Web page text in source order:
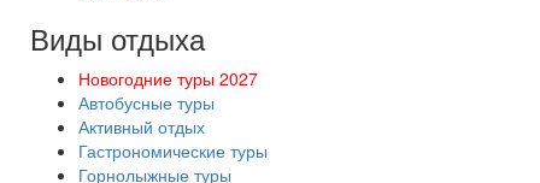
Виды отдыха
Новогодние туры 2027
Автобусные туры
Активный отдых
Гастрономические туры
Горнолыжные туры